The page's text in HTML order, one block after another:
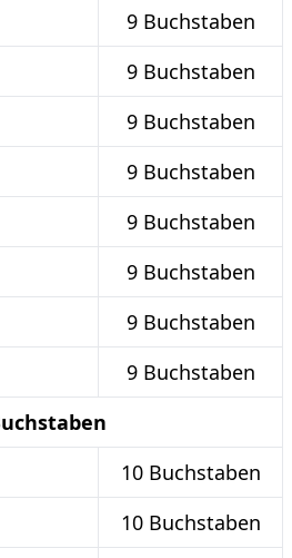
9 Buchstaben
9 Buchstaben
9 Buchstaben
9 Buchstaben
9 Buchstaben
9 Buchstaben
9 Buchstaben
9 Buchstaben
10 Buchstaben
10 Buchstaben